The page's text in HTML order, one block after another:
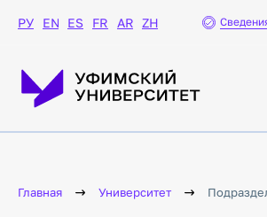
РУ EN ES FR AR ZH
Главная Университет
Личный кабинет
Координационный
Сайт Координационного
идеологии терроризма в
молодежной среде